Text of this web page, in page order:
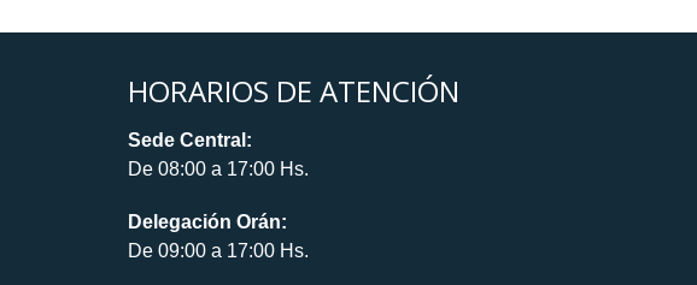
HORARIOS DE ATENCIÓN
Sede Central:
De 08:00 a 17:00 Hs.
Delegación Orán:
De 09:00 a 17:00 Hs.